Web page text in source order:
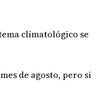
climatológico se
de agosto, pero si